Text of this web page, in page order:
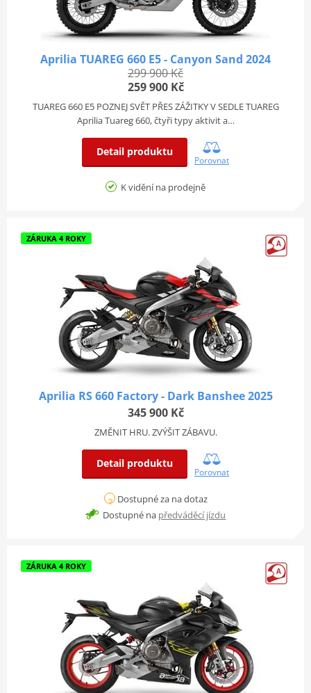
Aprilia TUAREG 660 E5 - Canyon Sand 2024
299 900 Kč
259 900 Kč
TUAREG 660 E5 POZNEJ SVĚT PŘES ZÁŽITKY V SEDLE TUAREG
Aprilia Tuareg 660, čtyři typy aktivit a…
Detail produktu
Porovnat
K vidění na prodejně
ZÁRUKA 4 ROKY
Aprilia RS 660 Factory - Dark Banshee 2025
345 900 Kč
ZMĚNIT HRU. ZVÝŠIT ZÁBAVU.
Detail produktu
Porovnat
Dostupné za na dotaz
Dostupné na předváděcí jízdu
ZÁRUKA 4 ROKY